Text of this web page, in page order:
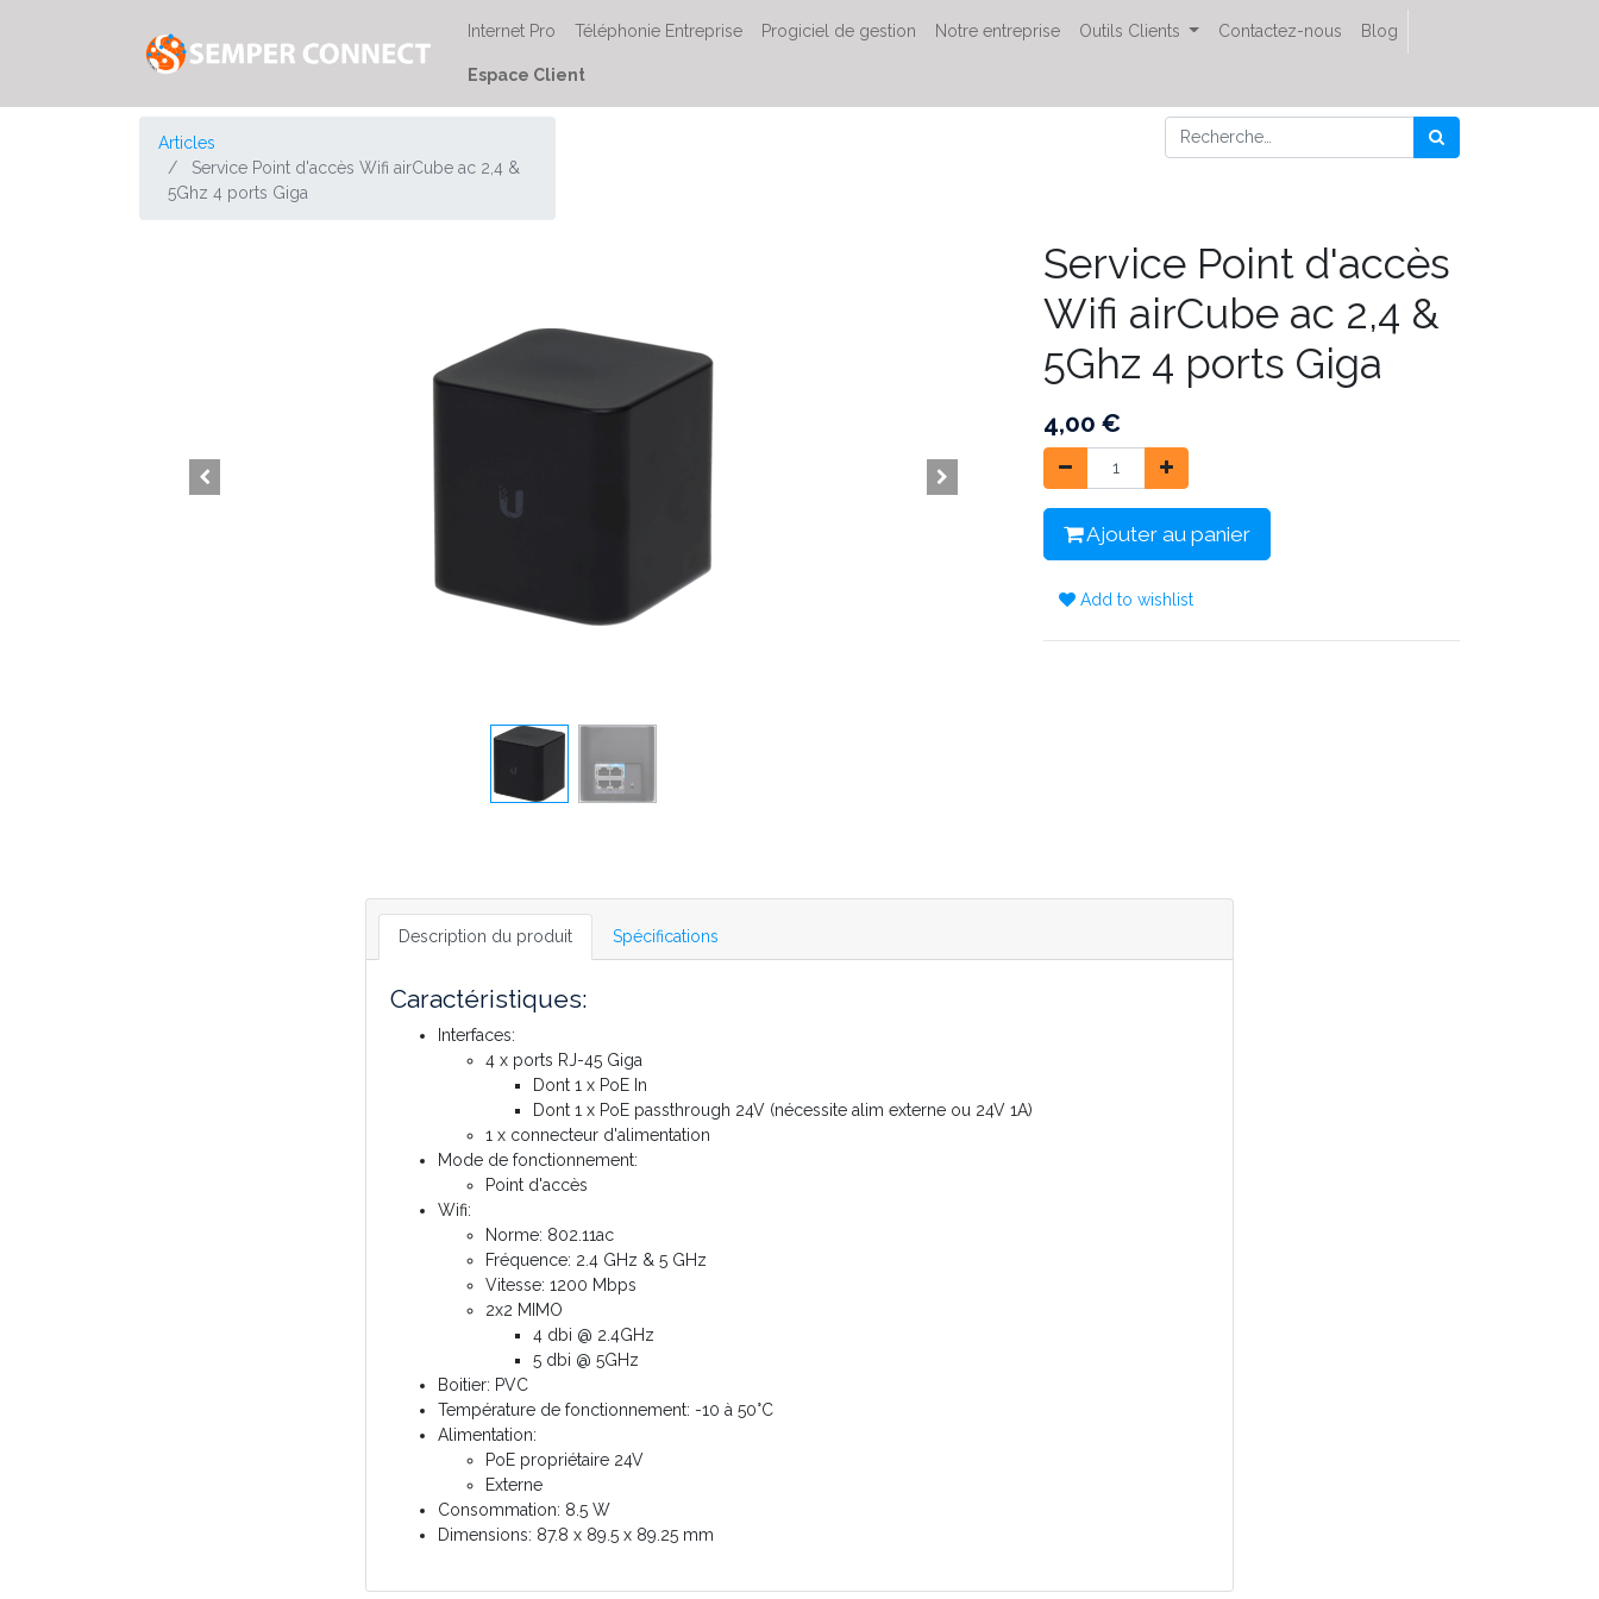
Internet Pro Téléphonie Entreprise Progiciel de gestion Notre entreprise Outils Clients Contactez-nous Blog
Espace Client
Articles
Service Point d'accès Wifi airCube ac 2,4 &
5Ghz 4 ports Giga
Service Point d'accès
Wifi airCube ac 2,4 &
5Ghz 4 ports Giga
4,00 €
Ajouter au panier
Add to wishlist
Description du produit Spécifications
Caractéristiques:
Interfaces:
4 x ports RJ-45 Giga
Dont 1 x PoE In
Dont 1 x PoE passthrough 24V (nécessite alim externe ou 24V 1A)
1 x connecteur d'alimentation
Mode de fonctionnement:
Point d'accès
Wifi:
Norme: 802.11ac
Fréquence: 2.4 GHz & 5 GHz
Vitesse: 1200 Mbps
2x2 MIMO
4 dbi @ 2.4GHz
5 dbi @ 5GHz
Boitier: PVC
Température de fonctionnement: -10 à 50°C
Alimentation:
PoE propriétaire 24V
Externe
Consommation: 8.5 W
Dimensions: 87.8 x 89.5 x 89.25 mm